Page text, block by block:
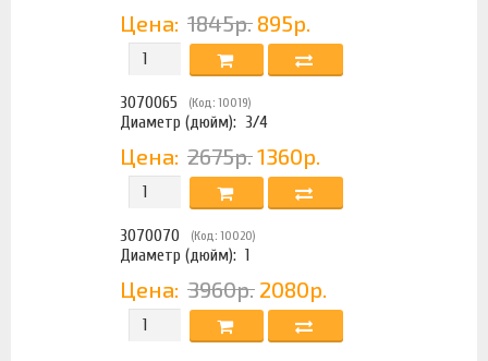
Цена: 1845р. 895р.
3070065 (Код: 10019)
Диаметр (дюйм): 3/4
Цена: 2675р. 1360р.
3070070 (Код: 10020)
Диаметр (дюйм): 1
Цена: 3960р. 2080р.